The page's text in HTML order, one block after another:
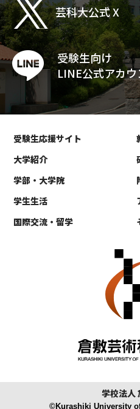
芸科大公式 X
受験生向け
LINE公式アカウ
受験生応援サイト
大学紹介
学部・大学院
学生生活
国際交流・留学
学校法人
©Kurashiki University